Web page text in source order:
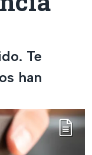
Te
han